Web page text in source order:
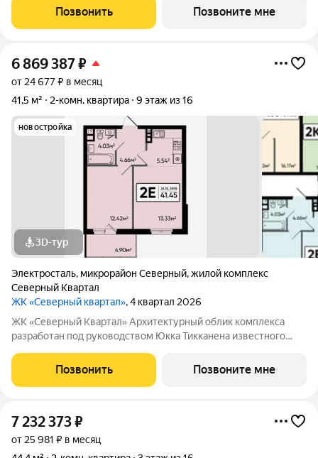
сочетании современного дизайна и северной эстетики. В
данном проекте Тикканен удачно
Позвонить Позвоните мне
6 869 387₽
от 24 677 ₽ в месяц
41,5 м²
2-комн. квартира 9 этаж из 16
новостройка
3D-тур
Электросталь, микрорайон Северный,жилой комплекс
Северный Квартал
ЖК «Северный квартал», 4 квартал 2026
ЖК «Северный Квартал» Архитектурный облик комплекса
разработан под руководством Юкка Тикканена известного
сочетании современного дизайна и северной эстетики. В
данном проекте Тикканен удачно
Позвонить Позвоните мне
7 232 373₽
от 25 981 ₽ в месяц